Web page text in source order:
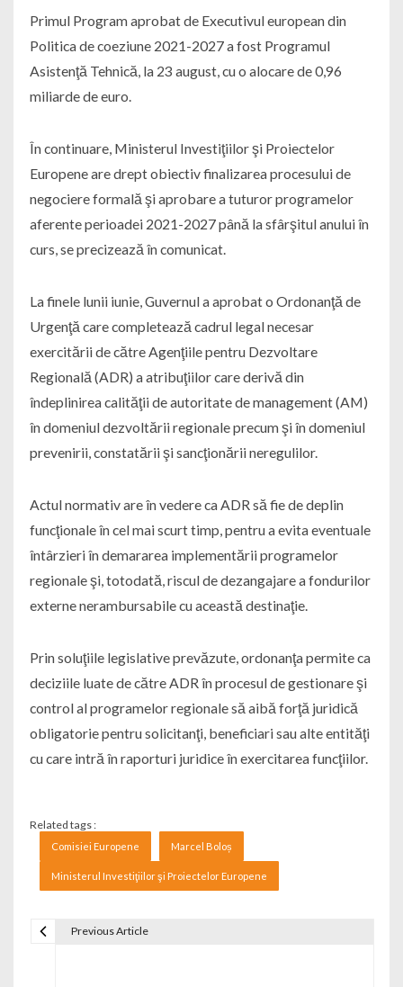
Primul Program aprobat de Executivul european din
Politica de coeziune 2021-2027 a fost Programul
Asistenţă Tehnică, la 23 august, cu o alocare de 0,96
miliarde de euro.
În continuare, Ministerul Investiţiilor şi Proiectelor
Europene are drept obiectiv finalizarea procesului de
negociere formală şi aprobare a tuturor programelor
aferente perioadei 2021-2027 până la sfârşitul anului în
curs, se precizează în comunicat.
La finele lunii iunie, Guvernul a aprobat o Ordonanţă de
Urgenţă care completează cadrul legal necesar
exercitării de către Agenţiile pentru Dezvoltare
Regională (ADR) a atribuţiilor care derivă din
îndeplinirea calităţii de autoritate de management (AM)
în domeniul dezvoltării regionale precum şi în domeniul
prevenirii, constatării şi sancţionării neregulilor.
Actul normativ are în vedere ca ADR să fie de deplin
funcţionale în cel mai scurt timp, pentru a evita eventuale
întârzieri în demararea implementării programelor
regionale şi, totodată, riscul de dezangajare a fondurilor
externe nerambursabile cu această destinaţie.
Prin soluţiile legislative prevăzute, ordonanţa permite ca
deciziile luate de către ADR în procesul de gestionare şi
control al programelor regionale să aibă forţă juridică
obligatorie pentru solicitanţi, beneficiari sau alte entităţi
cu care intră în raporturi juridice în exercitarea funcţiilor.
Related tags :
Comisiei Europene Marcel Boloș
Ministerul Investiţiilor şi Proiectelor Europene
Previous Article